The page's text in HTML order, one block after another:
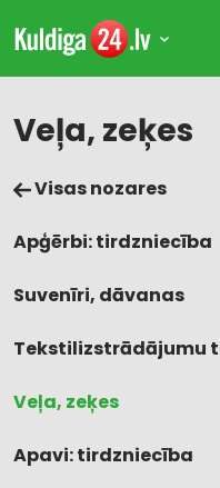
Veļa, zeķes
Visas nozares
Apģērbi: tirdzniecība
Suvenīri, dāvanas
Tekstilizstrādājumu
Veļa, zeķes
Apavi: tirdzniecība